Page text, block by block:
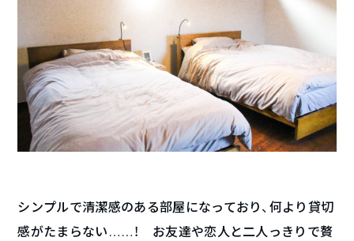
シンプルで清潔感のある部屋になっており、何より貸切
感がたまらない……！ お友達や恋人と二人っきりで贅